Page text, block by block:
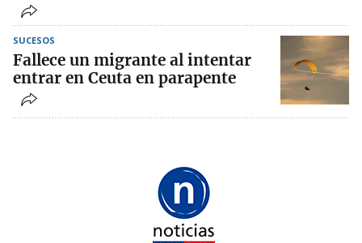
SUCESOS
Fallece un migrante al intentar
entrar en Ceuta en parapente